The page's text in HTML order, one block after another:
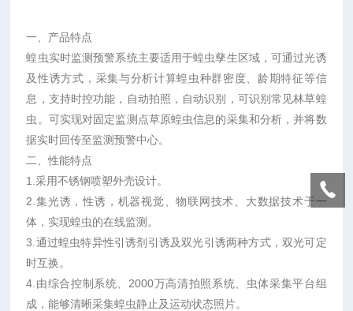
一、产品特点
蝗虫实时监测预警系统主要适用于蝗虫孳生区域，可通过光诱
及性诱方式，采集与分析计算蝗虫种群密度、龄期特征等信
息，支持时控功能，自动拍照，自动识别，可识别常见林草蝗
虫。可实现对固定监测点草原蝗虫信息的采集和分析，并将数
据实时回传至监测预警中心。
二、性能特点
1.采用不锈钢喷塑外壳设计。
2.集光诱，性诱，机器视觉、物联网技术、大数据技术于一
体，实现蝗虫的在线监测。
3.通过蝗虫特异性引诱剂引诱及双光引诱两种方式，双光可定
时互换。
4.由综合控制系统、2000万高清拍照系统、虫体采集平台组
成，能够清晰采集蝗虫静止及运动状态照片。